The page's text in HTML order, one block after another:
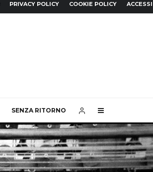
PRIVACY POLICY COOKIE POLICY
SENZA RITORNO